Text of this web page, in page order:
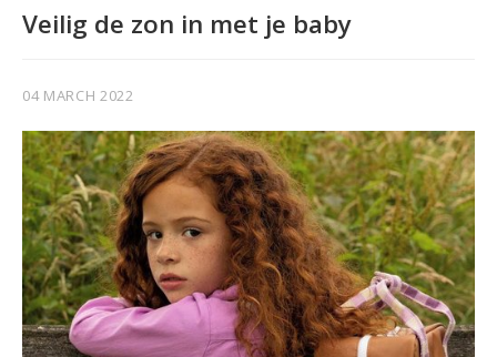
Veilig de zon in met je baby
04 MARCH 2022